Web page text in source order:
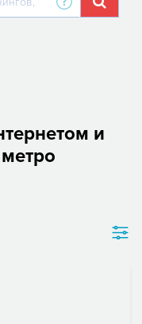
и